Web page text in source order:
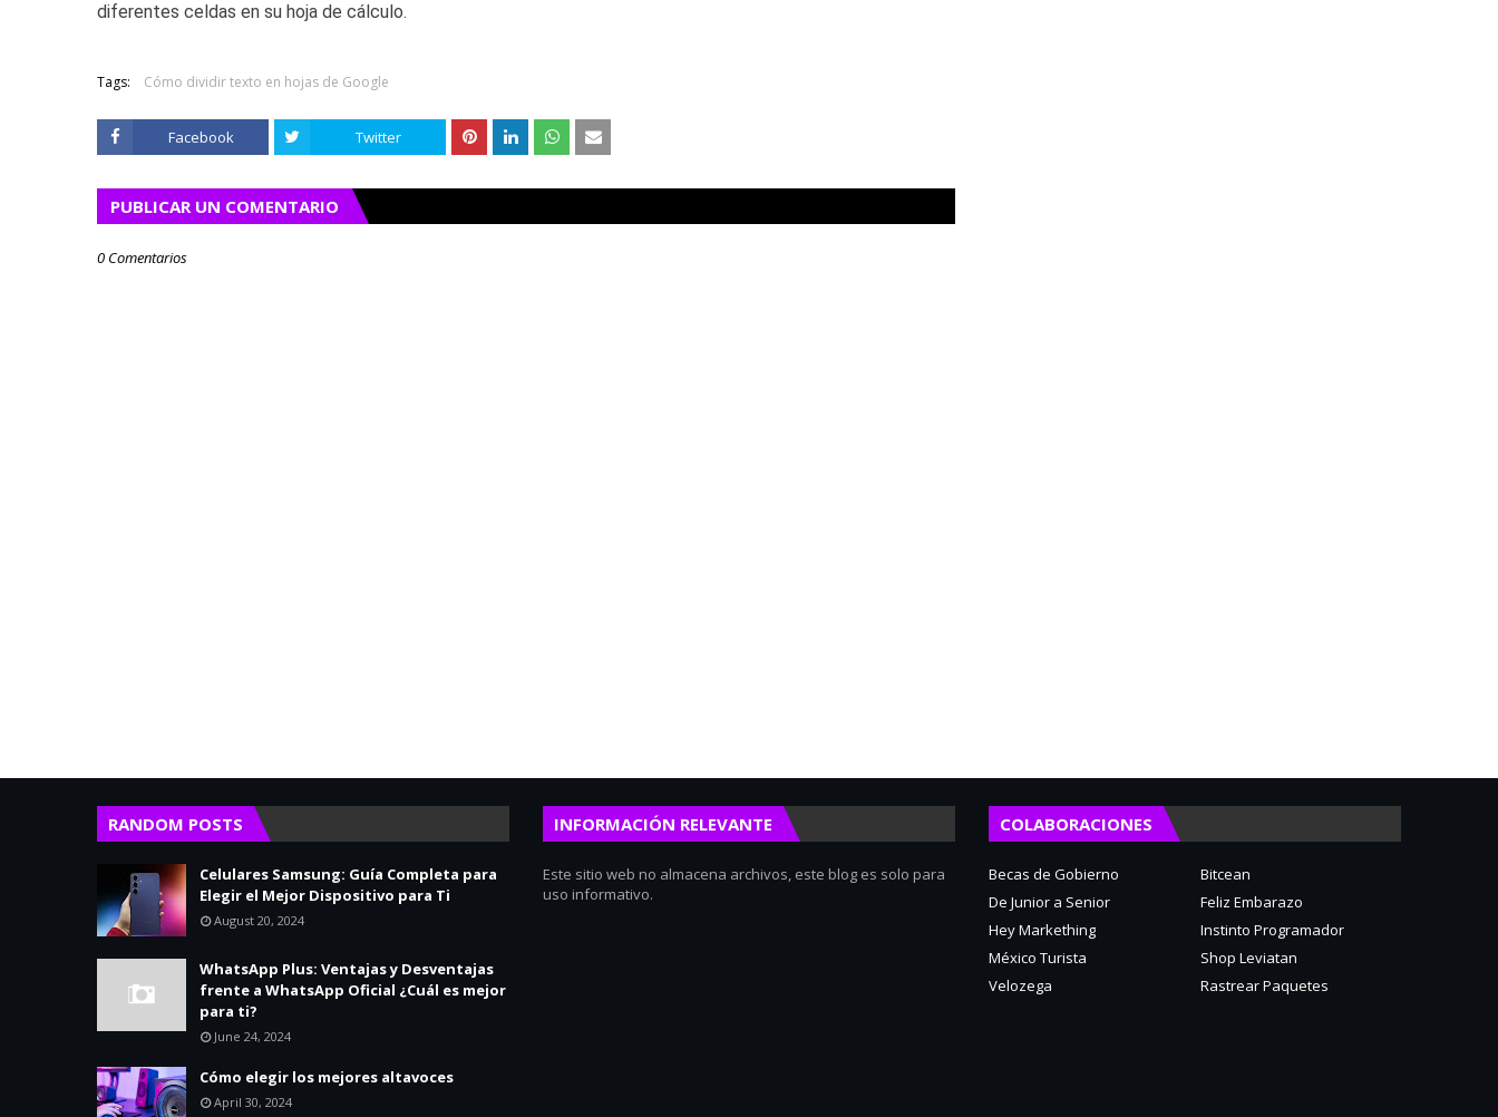
diferentes celdas en su hoja de cálculo.
Tags: Cómo dividir texto en hojas de Google
Facebook Twitter
PUBLICAR UN COMENTARIO
0 Comentarios
RANDOM POSTS
Celulares Samsung: Guía Completa para
Elegir el Mejor Dispositivo para Ti
August 20, 2024
WhatsApp Plus: Ventajas y Desventajas
frente a WhatsApp Oficial ¿Cuál es mejor
para ti?
June 24, 2024
Cómo elegir los mejores altavoces
April 30, 2024
INFORMACIÓN RELEVANTE
Este sitio web no almacena archivos, este blog es solo para
uso informativo.
COLABORACIONES
Becas de Gobierno
Bitcean
De Junior a Senior
Feliz Embarazo
Hey Markething
Instinto Programador
México Turista
Shop Leviatan
Velozega
Rastrear Paquetes